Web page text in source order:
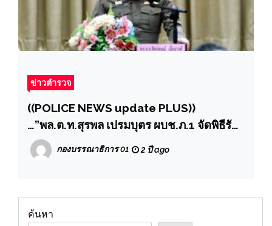
ข่าวตำรวจ
((POLICE NEWS update PLUS))
…”พล.ต.ท.สุรพล เปรมบุตร ผบช.ภ.1 จัดพิธีรับ
ส่งมอบนักเรียนนายร้อยตำรวจชั้นปีที่ 3
นรต.รุ่น 79 เข้าฝึกงานและปฎิบัติหน้าที่ ณ
กองบรรณาธิการ 01 2 ปี ago
ค้นหา